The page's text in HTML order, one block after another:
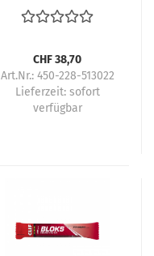
CHF 38,70
Art.Nr.: 450-228-513022
Lieferzeit: sofort
verfügbar